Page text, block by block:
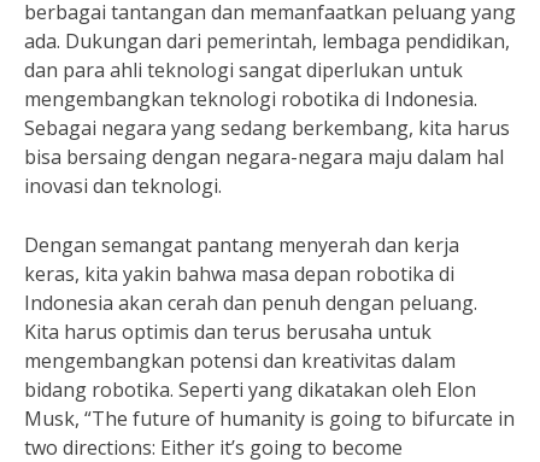
berbagai tantangan dan memanfaatkan peluang yang
ada. Dukungan dari pemerintah, lembaga pendidikan,
dan para ahli teknologi sangat diperlukan untuk
mengembangkan teknologi robotika di Indonesia.
Sebagai negara yang sedang berkembang, kita harus
bisa bersaing dengan negara-negara maju dalam hal
inovasi dan teknologi.
Dengan semangat pantang menyerah dan kerja
keras, kita yakin bahwa masa depan robotika di
Indonesia akan cerah dan penuh dengan peluang.
Kita harus optimis dan terus berusaha untuk
mengembangkan potensi dan kreativitas dalam
bidang robotika. Seperti yang dikatakan oleh Elon
Musk, “The future of humanity is going to bifurcate in
two directions: Either it’s going to become